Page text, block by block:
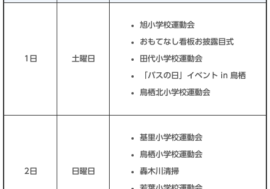
1日 土曜日
旭小学校運動会
おもてなし看板お披露目式
田代小学校運動会
「バスの日」イベント in 鳥栖
鳥栖北小学校運動会
2日 日曜日
基里小学校運動会
鳥栖小学校運動会
轟木川清掃